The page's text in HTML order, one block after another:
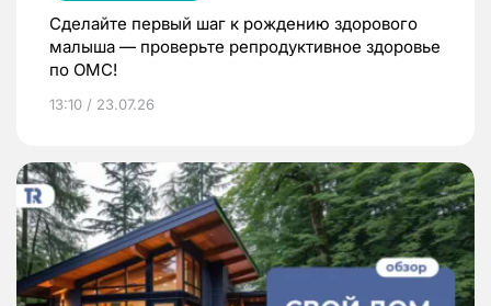
Сделайте первый шаг к рождению здорового
малыша — проверьте репродуктивное здоровье
по ОМС!
13:10 / 23.07.26